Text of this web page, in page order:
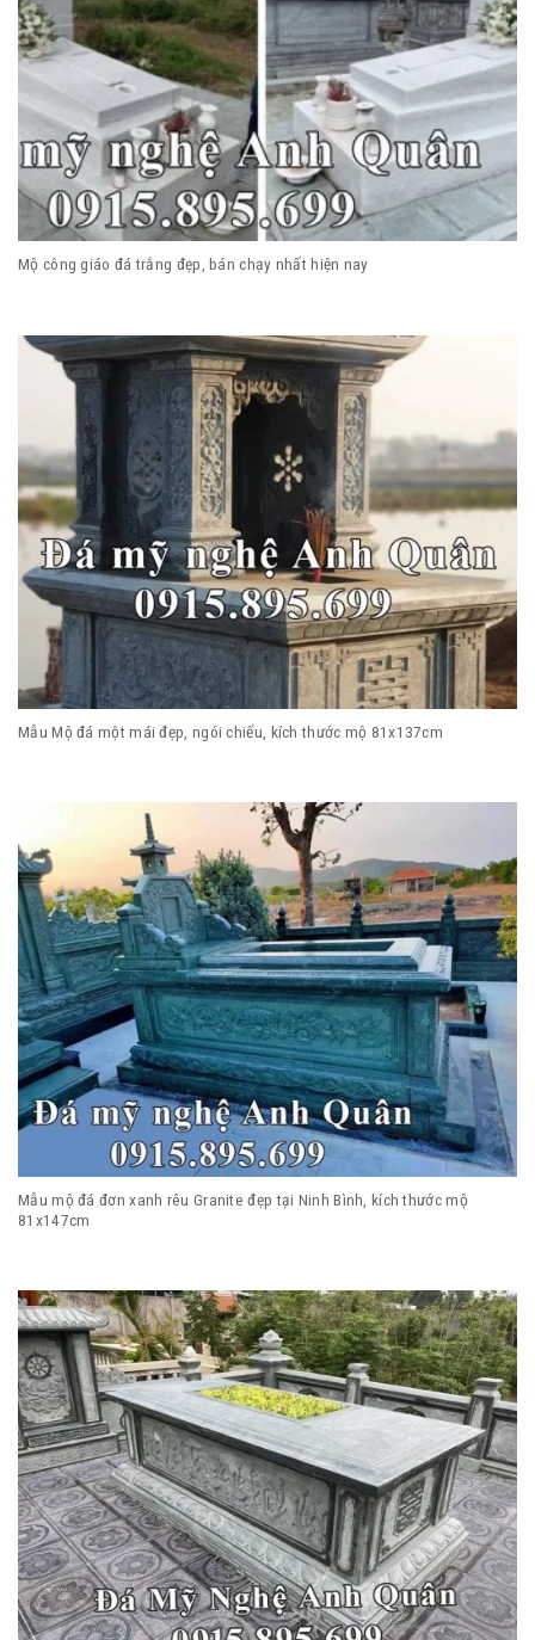
Mộ công giáo đá trắng đẹp, bán chạy nhất hiện nay
Mẫu Mộ đá một mái đẹp, ngói chiếu, kích thước mộ 81x137cm
Mẫu mộ đá đơn xanh rêu Granite đẹp tại Ninh Bình, kích thước mộ
81x147cm